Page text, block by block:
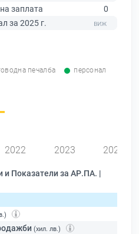
заплата
0
за 2025 г.
печалба персонал
2022 2023 2024
Показатели за АР.ПА. |
(хил. лв.)